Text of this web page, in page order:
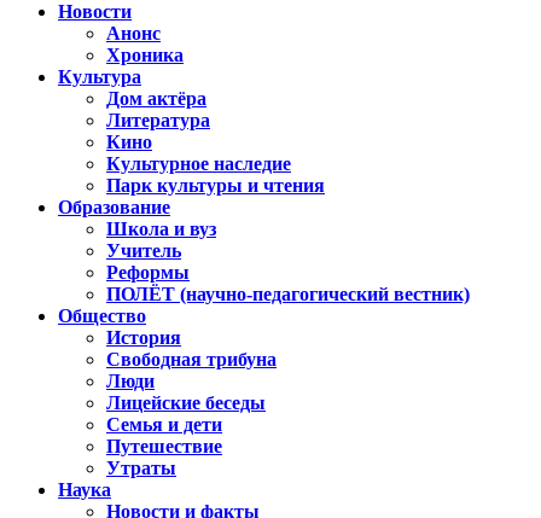
Новости
Анонс
Хроника
Культура
Дом актёра
Литература
Кино
Культурное наследие
Парк культуры и чтения
Образование
Школа и вуз
Учитель
Реформы
ПОЛЁТ (научно-педагогический вестник)
Общество
История
Свободная трибуна
Люди
Лицейские беседы
Семья и дети
Путешествие
Утраты
Наука
Новости и факты